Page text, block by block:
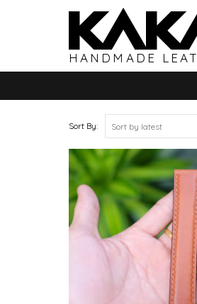
HANDMADE
Sort By: